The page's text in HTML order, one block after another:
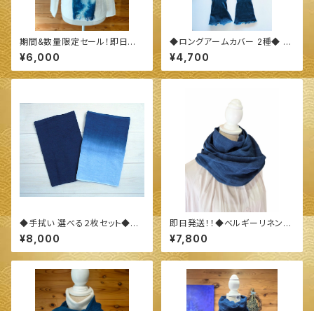
期間&数量限定セール！即日発
送！！◆今治産 タオル地 ストー
ル◆ ～100%オーガニックすく
も使用 醗酵建て伊勢藍染～
¥6,000
◆ロングアームカバー 2種◆ ～
100%オーガニックすくも使用
醗酵建て伊勢藍染～
¥4,700
◆手拭い 選べる２枚セット◆
～100%オーガニックすくも使用
醗酵建て伊勢藍染～
¥8,000
即日発送！！◆ベルギーリネン
(麻) &オーガニックコットン スト
ール◆ ～100%オーガニックす
くも使用 醗酵建て伊勢藍染～
¥7,800